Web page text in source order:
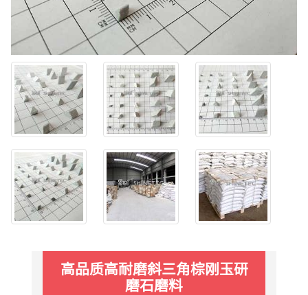
高品质高耐磨斜三角棕刚玉研
磨石磨料